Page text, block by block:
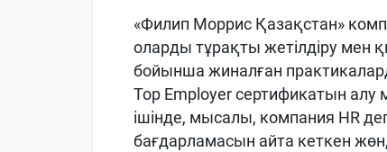
«Филип Моррис Қазақстан»
оларды тұрақты жетілдіру мен
бойынша жиналған
Top Employerсертификатын алу
ішінде, мысалы, компания HR
бағдарламасын айта кеткен жөн,